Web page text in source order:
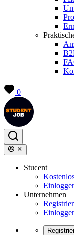
0
Student
Unternehmen